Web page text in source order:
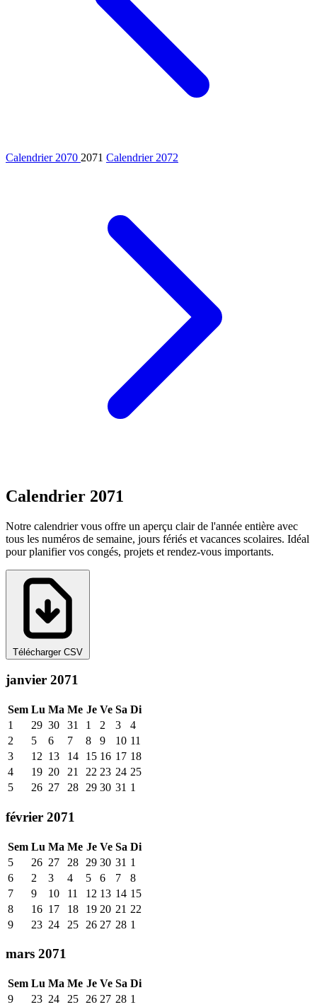
Calendrier 2070 2071 Calendrier 2072
Calendrier 2071
Notre calendrier vous offre un aperçu clair de l'année entière avec
tous les numéros de semaine, jours fériés et vacances scolaires. Idéal
pour planifier vos congés, projets et rendez-vous importants.
Télécharger CSV
janvier 2071
Sem Lu Ma Me Je Ve Sa Di
1
29 30 31 1 2 3
4
2
5 6 7 8 9 10 11
3
12 13 14 15 16 17 18
4
19 20 21 22 23 24 25
5
26 27 28 29 30 31 1
février 2071
Sem Lu Ma Me Je Ve Sa Di
5
26 27 28 29 30 31 1
6
2 3 4 5 6 7
8
7
9 10 11 12 13 14 15
8
16 17 18 19 20 21 22
9
23 24 25 26 27 28 1
mars 2071
Sem Lu Ma Me Je Ve Sa Di
9
23 24 25 26 27 28 1